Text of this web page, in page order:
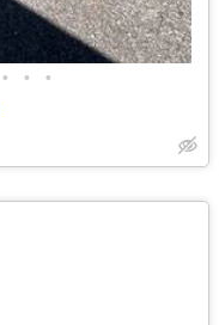
• • •